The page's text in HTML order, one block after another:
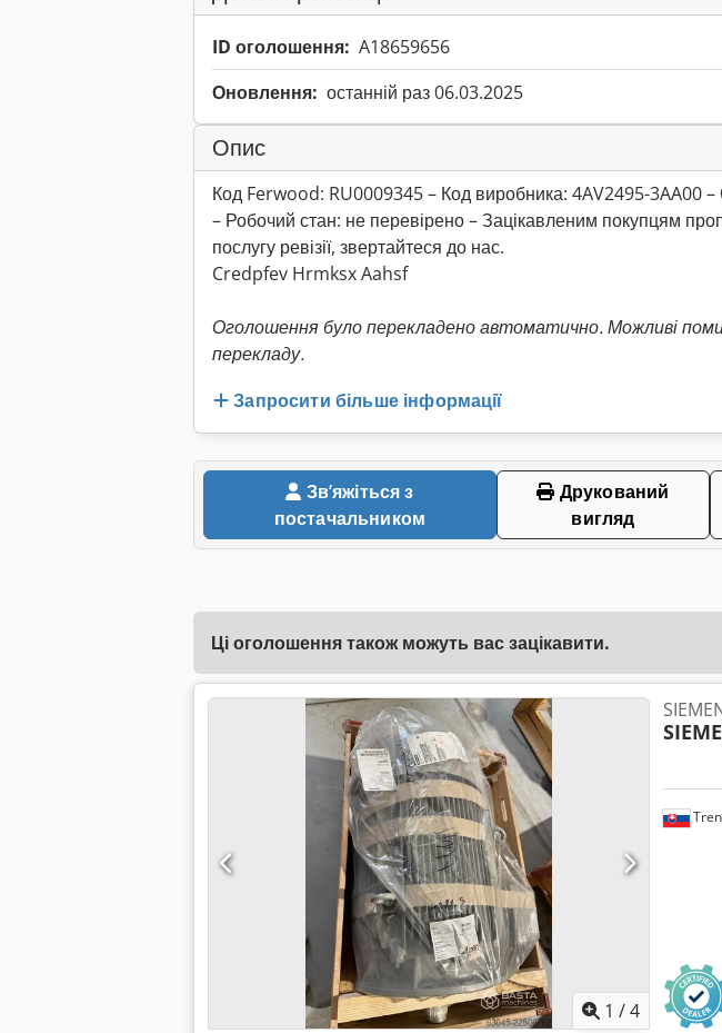
ID оголошення: A18659656
Оновлення: останній раз 06.03.2025
Опис
Код Ferwood: RU0009345 – Код виробника: 4AV2495-3AA00
– Робочий стан: не перевірено – Зацікавленим покупцям
послугу ревізії, звертайтеся до нас.
Credpfev Hrmksx Aahsf
Оголошення було перекладено автоматично. Можливі
перекладу.
Запросити більше інформації
постачальником
Друкований
вигляд
Ці оголошення також можуть вас зацікавити.
1 /4